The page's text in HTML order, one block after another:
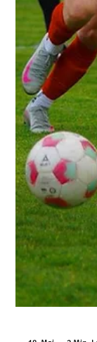
1. Juni 2 Min.
1. Mannschaft
NOFV-Oberliga
Sandersdorf
Riesen Der VfB
Spieltag der
mit 1:2
diesem
Hintergrund.
die den Verein
Fußballschuhe